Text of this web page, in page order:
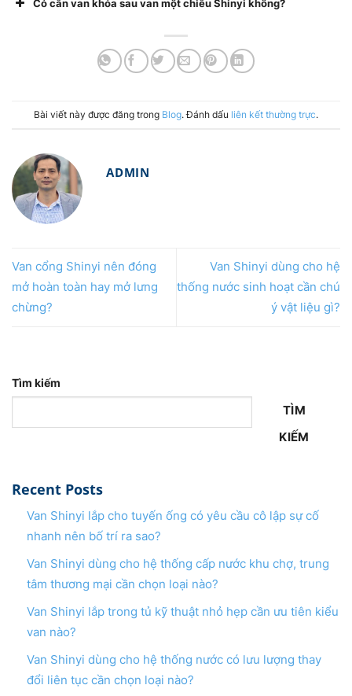
Có cần van khóa sau van một chiều Shinyi không?
Bài viết này được đăng trong Blog. Đánh dấu liên kết thường trực.
ADMIN
Van cổng Shinyi nên đóng
mở hoàn toàn hay mở lưng
chừng?
Van Shinyi dùng cho hệ
thống nước sinh hoạt cần chú
ý vật liệu gì?
Tìm kiếm
TÌM
KIẾM
Recent Posts
Van Shinyi lắp cho tuyến ống có yêu cầu cô lập sự cố
nhanh nên bố trí ra sao?
Van Shinyi dùng cho hệ thống cấp nước khu chợ, trung
tâm thương mại cần chọn loại nào?
Van Shinyi lắp trong tủ kỹ thuật nhỏ hẹp cần ưu tiên kiểu
van nào?
Van Shinyi dùng cho hệ thống nước có lưu lượng thay
đổi liên tục cần chọn loại nào?